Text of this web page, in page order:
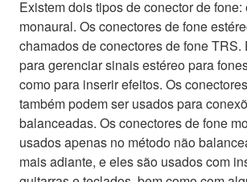
Existem dois tipos de conector de fone:
monaural. Os conectores de fone
chamados de conectores de fone
para gerenciar sinais estéreo para
como para inserir efeitos. Os
também podem ser usados para
balanceadas. Os conectores de fone
usados apenas no método não
mais adiante, e eles são usados com